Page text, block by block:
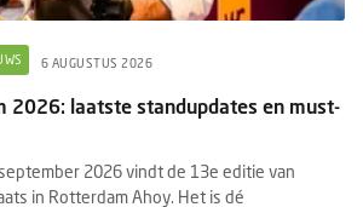
6 AUGUSTUS 2026
2026: laatste standupdates en must-
2026 vindt de 13e editie van
in Rotterdam Ahoy. Het is dé